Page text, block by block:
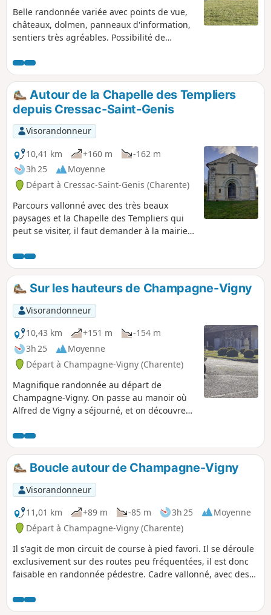
Belle randonnée variée avec points de vue,
châteaux, dolmen, panneaux d'information,
sentiers très agréables. Possibilité de
Autour de la Chapelle des Templiers
depuis Cressac-Saint-Genis
Visorandonneur
10,41 km
+160 m
-162 m
3h 25
Moyenne
Départ à Cressac-Saint-Genis (Charente)
Parcours vallonné avec des très beaux
paysages et la Chapelle des Templiers qui
peut se visiter, il faut demander à la mairie
Sur les hauteurs de Champagne-Vigny
Visorandonneur
10,43 km
+151 m
-154 m
3h 25
Moyenne
Départ à Champagne-Vigny (Charente)
Magnifique randonnée au départ de
Champagne-Vigny. On passe au manoir où
Alfred de Vigny a séjourné, et on découvre
Christophe) et de nombreux points de vue
panoramiques (à couper le souffle) sur les
coteaux du Blanzacais.
Boucle autour de Champagne-Vigny
Visorandonneur
11,01 km
+89 m -85 m 3h 25
Moyenne
Départ à Champagne-Vigny (Charente)
Il s'agit de mon circuit de course à pied favori. Il se déroule
exclusivement sur des routes peu fréquentées, il est donc
faisable en randonnée pédestre. Cadre vallonné, avec des